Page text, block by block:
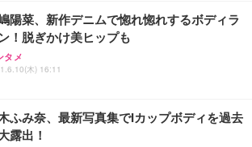
陽菜、新作デニムで惚れ惚れするボディラ
！脱ぎかけ美ヒップも
タメ
木) 16:11
ふみ奈、最新写真集でIカップボディを過去
露出！